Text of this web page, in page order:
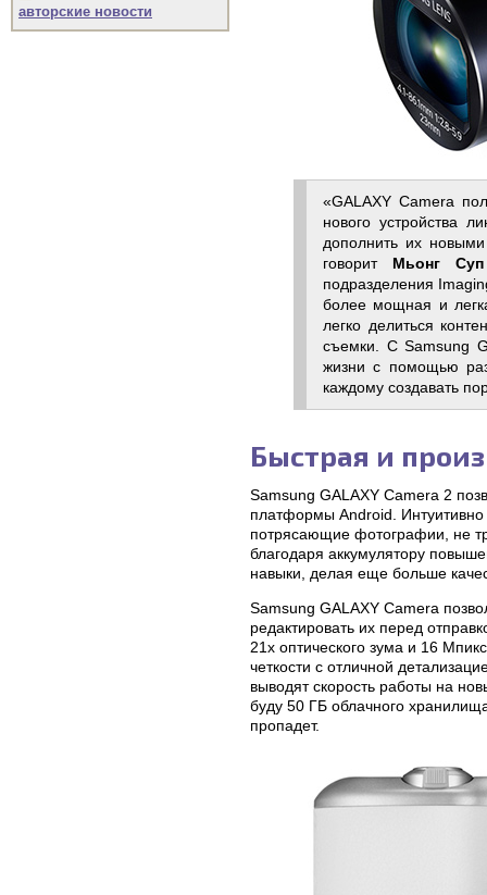
авторские новости
«GALAXY Camera
нового устройства
дополнить их
говорит Мьонг
подразделения
более мощная и
легко делиться
съемки. С Samsung
жизни с помощью
каждому создавать
Быстрая и
Samsung GALAXY Camera 2
платформы Android. Интуитивно
потрясающие фотографии, не
благодаря аккумулятору
навыки, делая еще больше
Samsung GALAXY Camera
редактировать их перед
21х оптического зума и 16
четкости с отличной
выводят скорость работы на
буду 50 ГБ облачного
пропадет.